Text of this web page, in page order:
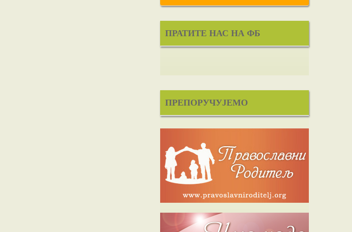
ПРАТИТЕ НАС НА ФБ
ПРЕПОРУЧУЈЕМО